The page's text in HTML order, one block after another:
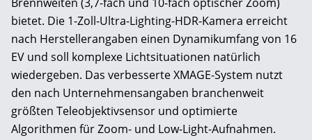
bietet. Die 1-Zoll-Ultra-Lighting-HDR-Kamera erreicht
nach Herstellerangaben einen Dynamikumfang von 16
EV und soll komplexe Lichtsituationen natürlich
wiedergeben. Das verbesserte XMAGE-System nutzt
den nach Unternehmensangaben branchenweit
größten Teleobjektivsensor und optimierte
Algorithmen für Zoom- und Low-Light-Aufnahmen.